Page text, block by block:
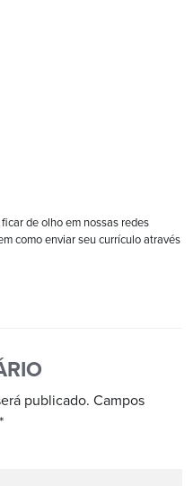
de olho em nossas redes
como enviar seu currículo através
publicado. Campos
*